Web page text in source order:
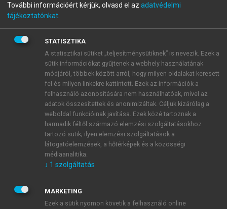
A regisztráció után apróbaidőszakautomatikusan
BELÉPÉS SAJÁT FIÓKKAL
ÚJ FIÓK LÉTREHOZÁSA
1 óra díjmentes hozzáférés
E-MAIL-CÍM
JELSZÓ
További információért kérjük, olvasd el az adatvédelmi
tájékoztatónkat
STATISZTIKA
A statisztikai sütiket „teljesítménysütiknek” is nevezik. Ezek a
sütik információkat gyűjtenek a webhely használatának
módjáról, többek között arról, hogy milyen oldalakat keresett
fel és milyen linkekre kattintott. Ezek az információk a
felhasználó azonosítására nem használhatóak, mivel az
adatok összesítettek és anonimizáltak. Céljuk kizárólag a
weboldal funkcióinak javítása. Ezek közé tartoznak a
harmadik féltől származó elemzési szolgáltatásokhoz
tartozó sütik; ilyen elemzési szolgáltatások a
látogatóelemzések, a hőtérképek és a közösségi
médiaanalitika.
↓ 1 szolgáltatás
MARKETING
Ezek a sütik nyomon követik a felhasználó online